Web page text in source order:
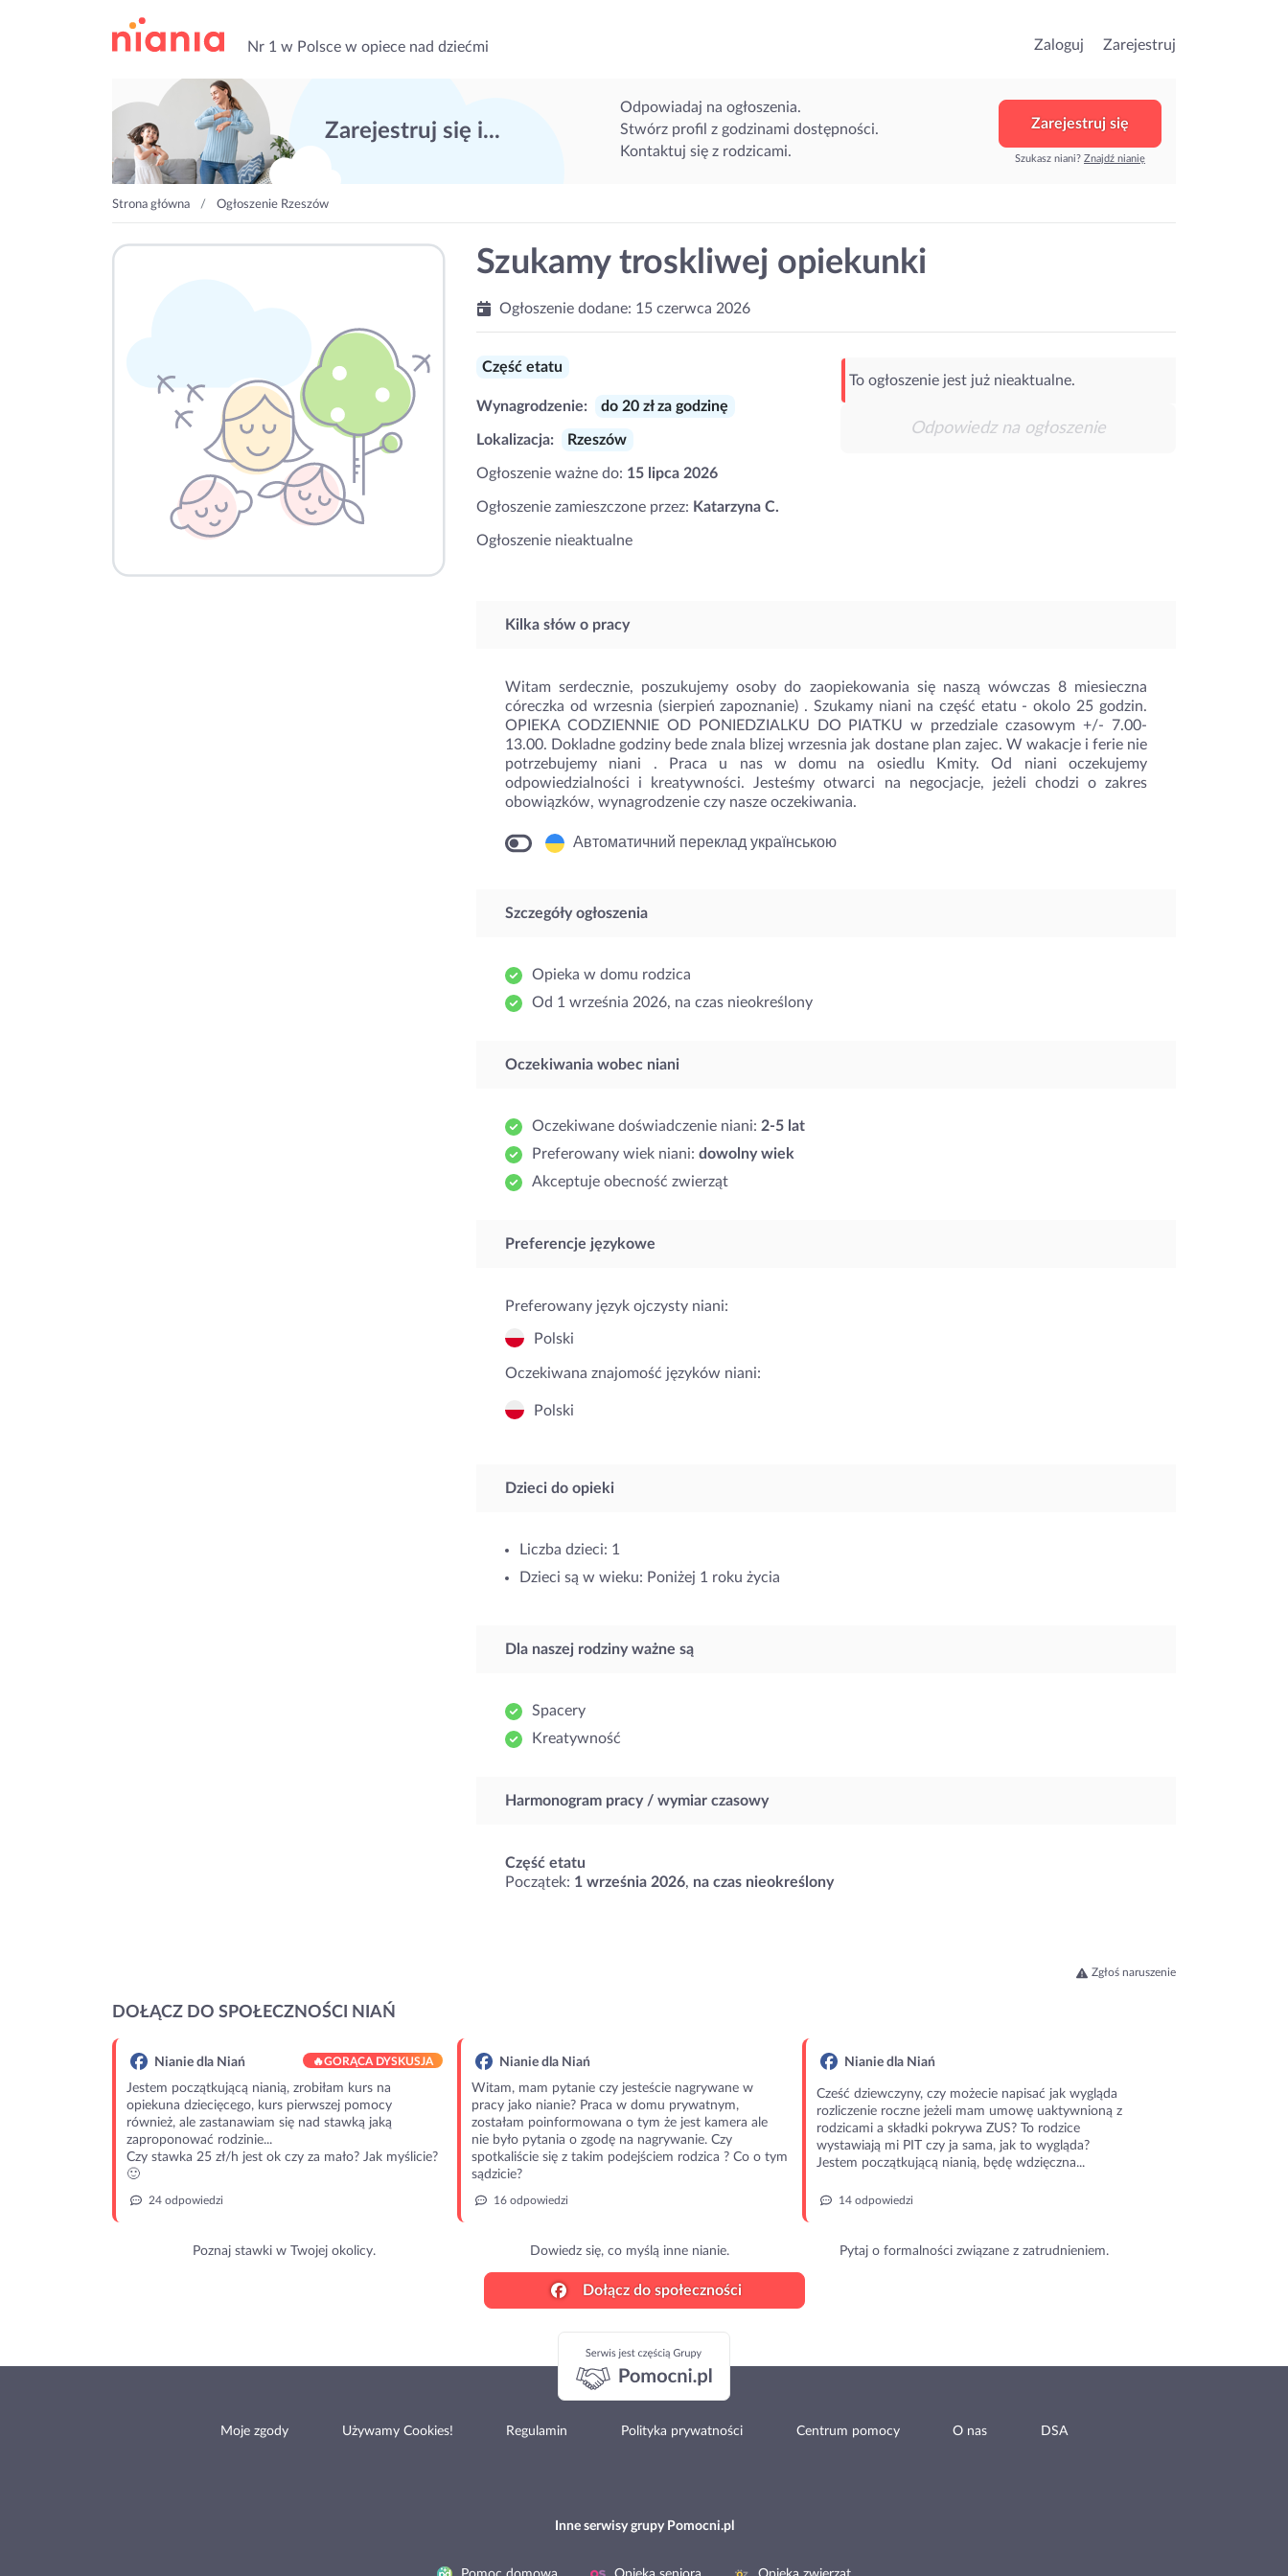
Nr 1 w Polsce w opiece nad dziećmi Zaloguj Zarejestruj
Zarejestruj się i...
Odpowiadaj na ogłoszenia.
Stwórz profil z godzinami dostępności.
Kontaktuj się z rodzicami.
Zarejestruj się
Szukasz niani? Znajdź nianię
Strona główna Ogłoszenie Rzeszów
Szukamy troskliwej opiekunki
Ogłoszenie dodane: 15 czerwca 2026
Część etatu
Wynagrodzenie: do 20 zł za godzinę
Lokalizacja: Rzeszów
Ogłoszenie ważne do: 15 lipca 2026
Ogłoszenie zamieszczone przez: Katarzyna C.
Ogłoszenie nieaktualne
To ogłoszenie jest już nieaktualne.
Odpowiedz na ogłoszenie
Kilka słów o pracy
Witam serdecznie, poszukujemy osoby do zaopiekowania się naszą wówczas 8 miesieczna
córeczka od wrzesnia (sierpień zapoznanie) . Szukamy niani na część etatu - okolo 25 godzin.
OPIEKA CODZIENNIE OD PONIEDZIALKU DO PIATKU w przedziale czasowym +/- 7.00-
13.00. Dokladne godziny bede znala blizej wrzesnia jak dostane plan zajec. W wakacje i ferie nie
potrzebujemy niani . Praca u nas w domu na osiedlu Kmity. Od niani oczekujemy
odpowiedzialności i kreatywności. Jesteśmy otwarci na negocjacje, jeżeli chodzi o zakres
obowiązków, wynagrodzenie czy nasze oczekiwania.
Автоматичний переклад українською
Szczegóły ogłoszenia
Opieka w domu rodzica
Od 1 września 2026, na czas nieokreślony
Oczekiwania wobec niani
Oczekiwane doświadczenie niani: 2-5 lat
Preferowany wiek niani: dowolny wiek
Akceptuje obecność zwierząt
Preferencje językowe
Preferowany język ojczysty niani:
Polski
Oczekiwana znajomość języków niani:
Polski
Dzieci do opieki
Liczba dzieci: 1
Dzieci są w wieku: Poniżej 1 roku życia
Dla naszej rodziny ważne są
Spacery
Kreatywność
Harmonogram pracy / wymiar czasowy
Część etatu
Początek: 1 września 2026, na czas nieokreślony
Zgłoś naruszenie
DOŁĄCZ DO SPOŁECZNOŚCI NIAŃ
Nianie dla Niań 🔥GORĄCA DYSKUSJA
Jestem początkującą nianią, zrobiłam kurs na
opiekuna dziecięcego, kurs pierwszej pomocy
również, ale zastanawiam się nad stawką jaką
zaproponować rodzinie...
Czy stawka 25 zł/h jest ok czy za mało? Jak myślicie?
🙂
24 odpowiedzi
Poznaj stawki w Twojej okolicy.
Nianie dla Niań
Witam, mam pytanie czy jesteście nagrywane w
pracy jako nianie? Praca w domu prywatnym,
zostałam poinformowana o tym że jest kamera ale
nie było pytania o zgodę na nagrywanie. Czy
spotkaliście się z takim podejściem rodzica ? Co o tym
sądzicie?
16 odpowiedzi
Dowiedz się, co myślą inne nianie.
Nianie dla Niań
Cześć dziewczyny, czy możecie napisać jak wygląda
rozliczenie roczne jeżeli mam umowę uaktywnioną z
rodzicami a składki pokrywa ZUS? To rodzice
wystawiają mi PIT czy ja sama, jak to wygląda?
Jestem początkującą nianią, będę wdzięczna...
14 odpowiedzi
Pytaj o formalności związane z zatrudnieniem.
Dołącz do społeczności
Moje zgody Używamy Cookies! Regulamin Polityka prywatności Centrum pomocy O nas DSA
Inne serwisy grupy Pomocni.pl